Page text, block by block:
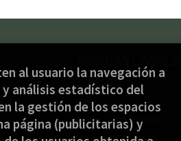
Aviso legal
Condiciones de venta
Política de privacidad
Política de Cookies
al usuario la navegación a
análisis estadístico del
la gestión de los espacios
página (publicitarias) y